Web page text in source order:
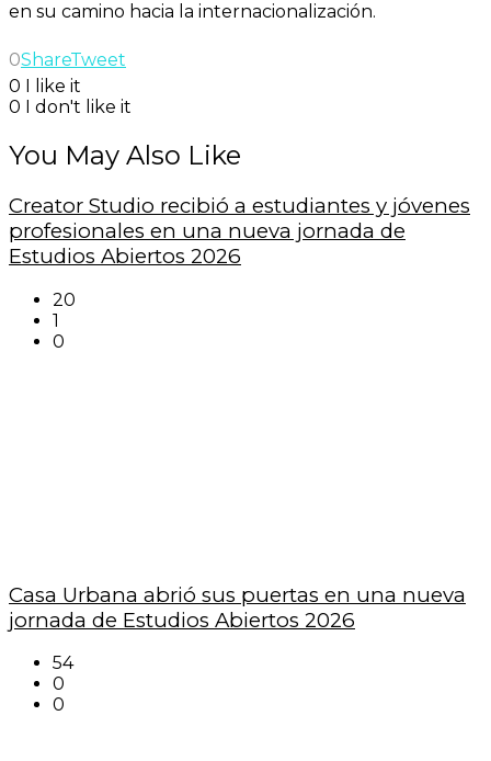
en su camino hacia la internacionalización.
0ShareTweet
0
I like it
0
I don't like it
You May Also Like
Creator Studio recibió a estudiantes y jóvenes
profesionales en una nueva jornada de
Estudios Abiertos 2026
20
1
0
Casa Urbana abrió sus puertas en una nueva
jornada de Estudios Abiertos 2026
54
0
0